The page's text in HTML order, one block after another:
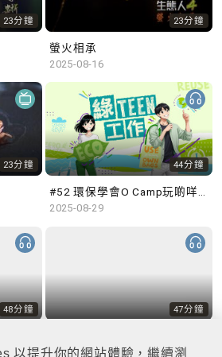
以提升你的網站體驗，繼續瀏
23分鐘 23分鐘
螢火相承
2025-08-16
23分鐘 44分鐘
#52 環保學會O Camp玩啲咩？ | 參與學生: Sammi、Cardi、Charles (香港科技大學 環境管理及科技學生聯會)
2025-08-29
48分鐘 47分鐘
2025-08-15